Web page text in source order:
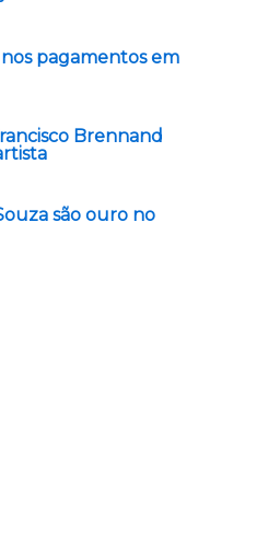
pagamentos em
Brennand
são ouro no